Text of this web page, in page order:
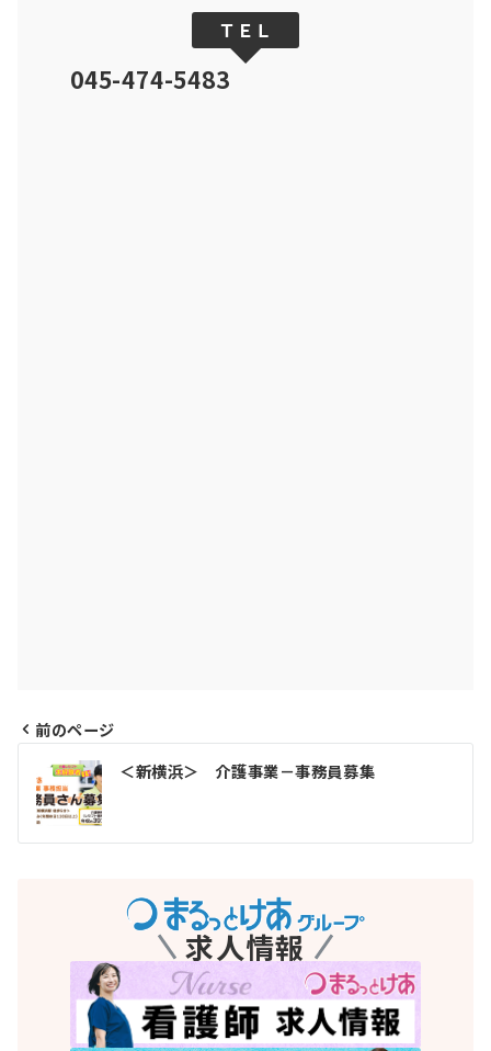
ＴＥＬ
045-474-5483
稿
ナ
前のページ
＜新横浜＞ 介護事業－事務員募集
求人情報